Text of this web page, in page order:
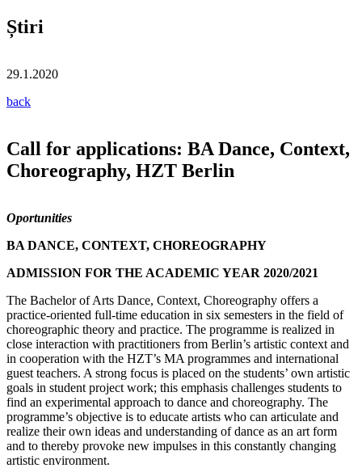
Știri
29.1.2020
back
Call for applications: BA Dance, Context,
Choreography, HZT Berlin
Oportunities
BA DANCE, CONTEXT, CHOREOGRAPHY
ADMISSION FOR THE ACADEMIC YEAR 2020/2021
The Bachelor of Arts Dance, Context, Choreography offers a
practice-oriented full-time education in six semesters in the field of
choreographic theory and practice. The programme is realized in
close interaction with practitioners from Berlin’s artistic context and
in cooperation with the HZT’s MA programmes and international
guest teachers. A strong focus is placed on the students’ own artistic
goals in student project work; this emphasis challenges students to
find an experimental approach to dance and choreography. The
programme’s objective is to educate artists who can articulate and
realize their own ideas and understanding of dance as an art form
and to thereby provoke new impulses in this constantly changing
artistic environment.